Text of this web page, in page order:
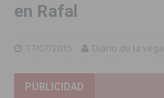
en Rafal
17/07/2015 Diario de la vega
PUBLICIDAD